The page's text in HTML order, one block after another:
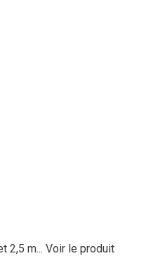
2,5 m... Voir le produit